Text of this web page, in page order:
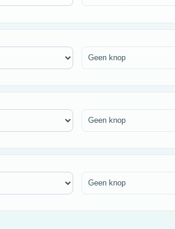
Geen knop
Geen knop
Geen knop